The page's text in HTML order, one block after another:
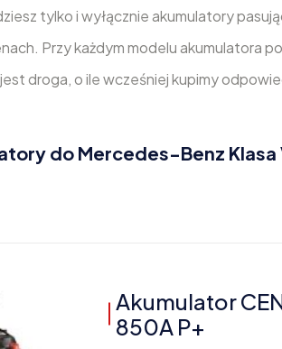
tylko i wyłącznie akumulatory
Przy każdym modelu akumulatora
droga, o ile wcześniej kupimy
do Mercedes-Benz
Akumulator
850A P+